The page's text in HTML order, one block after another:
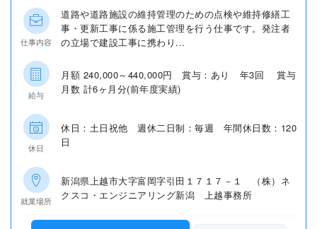
仕事内容
道路や道路施設の維持管理のための点検や維持修繕工
事・更新工事に係る施工管理を行う仕事です。発注者
の立場で建設工事に携わり...
給与
月額 240,000～440,000円 賞与：あり 年3回 賞与
月数 計6ヶ月分(前年度実績)
休日
休日：土日祝他 週休二日制：毎週 年間休日数：120
日
就業場所
新潟県上越市大字富岡字引田１７１７－１ （株）ネ
クスコ・エンジニアリング新潟 上越事務所